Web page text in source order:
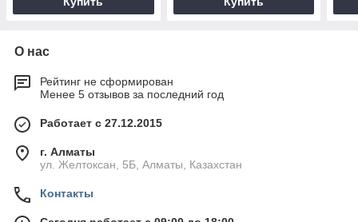
О нас
Рейтинг не сформирован
Менее 5 отзывов за последний год
Работает с 27.12.2015
г. Алматы
ул. Желтоксан, 5Б, Алматы, Казахстан
Контакты